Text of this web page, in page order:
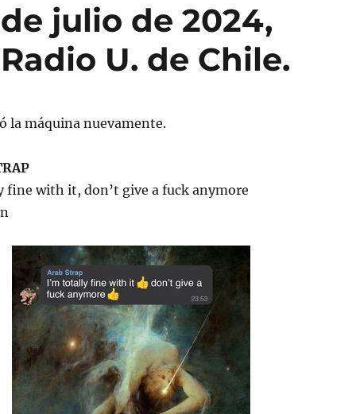
julio de 2024,
U. de Chile.
la máquina nuevamente.
fine with it, don’t give a fuck anymore